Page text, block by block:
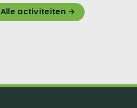
Alle activiteiten →